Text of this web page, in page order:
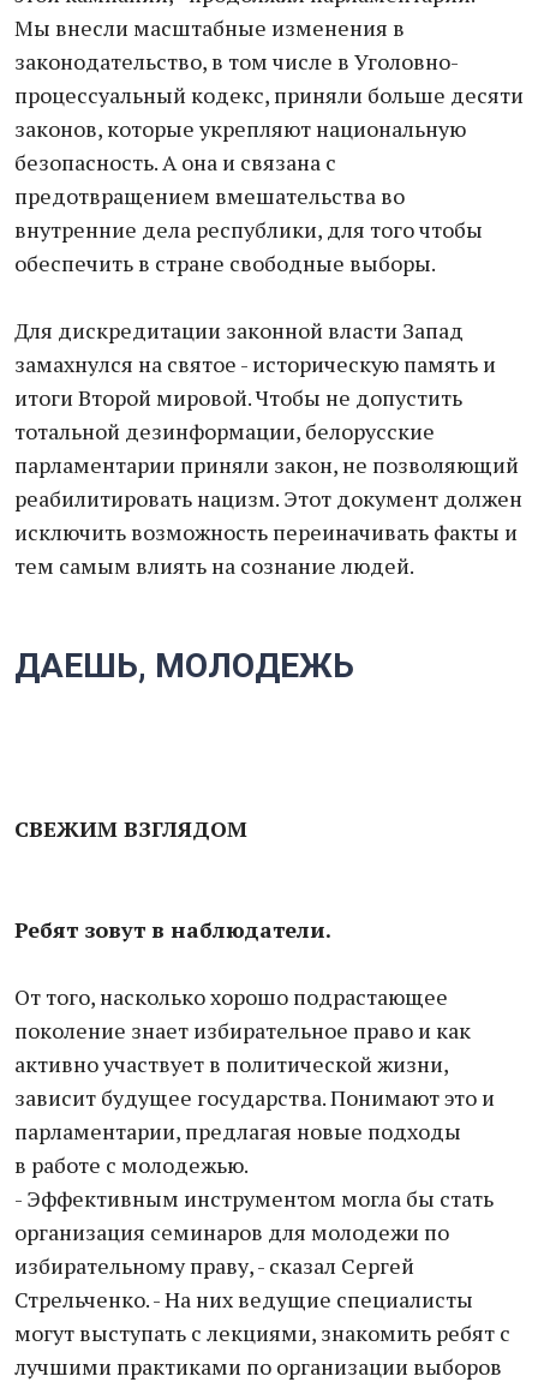
Мы внесли масштабные изменения в
законодательство, в том числе в Уголовно-
процессуальный кодекс, приняли больше десяти
законов, которые укрепляют национальную
безопасность. А она и связана с
предотвращением вмешательства во
внутренние дела республики, для того чтобы
обеспечить в стране свободные выборы.
Для дискредитации законной власти Запад
замахнулся на святое - историческую память и
итоги Второй мировой. Чтобы не допустить
тотальной дезинформации, белорусские
парламентарии приняли закон, не позволяющий
реабилитировать нацизм. Этот документ должен
исключить возможность переиначивать факты и
тем самым влиять на сознание людей.
ДАЕШЬ, МОЛОДЕЖЬ
СВЕЖИМ ВЗГЛЯДОМ
Ребят зовут в наблюдатели.
От того, насколько хорошо подрастающее
поколение знает избирательное право и как
активно участвует в политической жизни,
зависит будущее государства. Понимают это и
парламентарии, предлагая новые подходы
в работе с молодежью.
- Эффективным инструментом могла бы стать
организация семинаров для молодежи по
избирательному праву, - сказал Сергей
Стрельченко. - На них ведущие специалисты
могут выступать с лекциями, знакомить ребят с
лучшими практиками по организации выборов